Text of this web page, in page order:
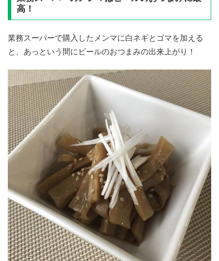
高！
業務スーパーで購入したメンマに白ネギとゴマを加える
と、あっという間にビールのおつまみの出来上がり！